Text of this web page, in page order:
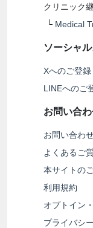
クリニック
└ Medical
ソーシャ
Xへのご登録
LINEへのご
お問い合
お問い合わ
よくあるご
本サイトの
利用規約
オプトイン
プライバシ